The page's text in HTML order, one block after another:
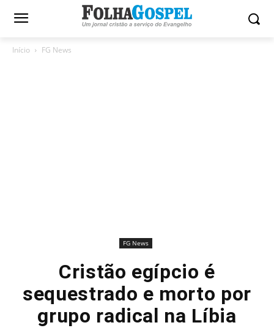
Início FG News
FG News
Cristão egípcio é
sequestrado e morto por
grupo radical na Líbia